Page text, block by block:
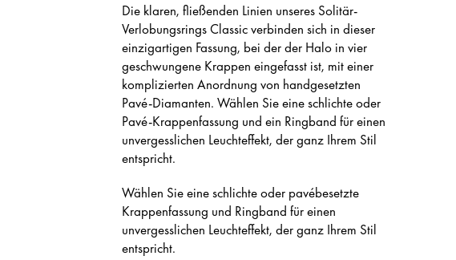
Die klaren, fließenden Linien unseres Solitär-
Verlobungsrings Classic verbinden sich in dieser
einzigartigen Fassung, bei der der Halo in vier
geschwungene Krappen eingefasst ist, mit einer
komplizierten Anordnung von handgesetzten
Pavé-Diamanten. Wählen Sie eine schlichte oder
Pavé-Krappenfassung und ein Ringband für einen
unvergesslichen Leuchteffekt, der ganz Ihrem Stil
entspricht.
Wählen Sie eine schlichte oder pavébesetzte
Krappenfassung und Ringband für einen
unvergesslichen Leuchteffekt, der ganz Ihrem Stil
entspricht.